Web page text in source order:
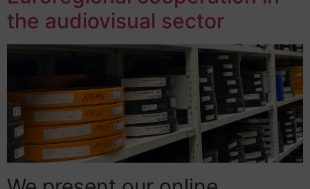
the audiovisual sector